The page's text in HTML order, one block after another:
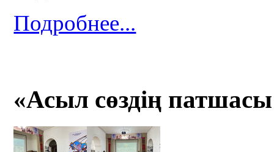
Подробнее...
«Асыл сөздің